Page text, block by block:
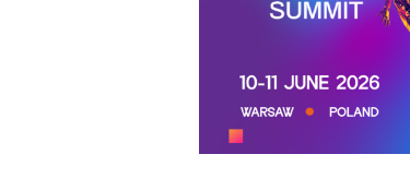
Zakład
Mikroelektronicznych